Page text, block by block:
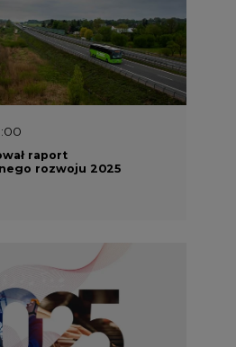
raport
rozwoju 2025